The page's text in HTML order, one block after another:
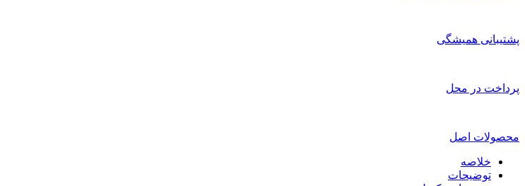
پشتیبانی همیشگی
پرداخت در محل
محصولات اصل
خلاصه
توضیحات